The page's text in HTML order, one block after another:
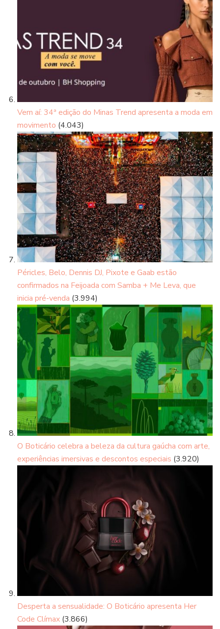
Vem aí: 34ª edição do Minas Trend apresenta a moda em
movimento (4.043)
Péricles, Belo, Dennis DJ, Pixote e Gaab estão
confirmados na Feijoada com Samba + Me Leva, que
inicia pré-venda (3.994)
O Boticário celebra a beleza da cultura gaúcha com arte,
experiências imersivas e descontos especiais (3.920)
Desperta a sensualidade: O Boticário apresenta Her
Code Clímax (3.866)